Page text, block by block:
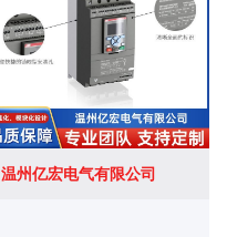
温州亿宏电气有限公司